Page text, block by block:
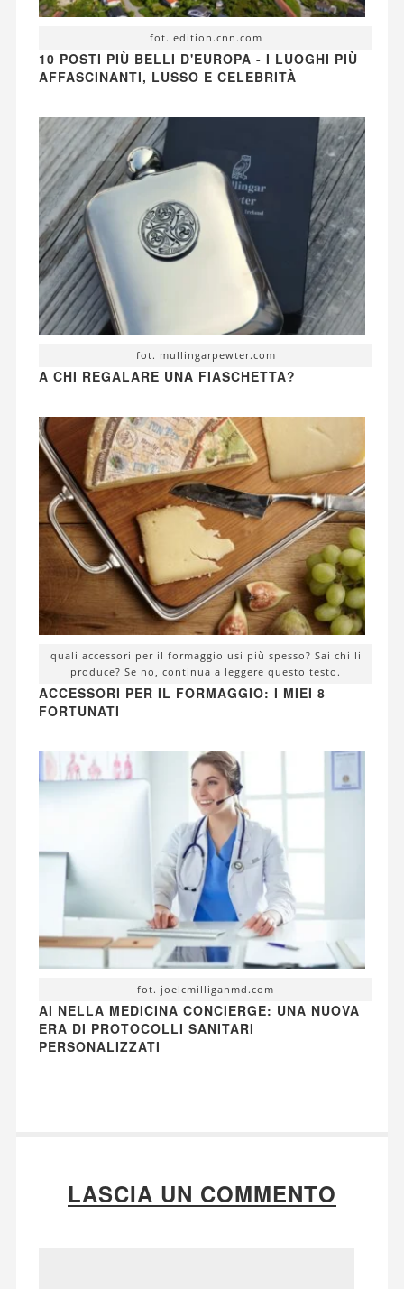
fot. edition.cnn.com
10 POSTI PIÙ BELLI D'EUROPA - I LUOGHI PIÙ
AFFASCINANTI, LUSSO E CELEBRITÀ
fot. mullingarpewter.com
A CHI REGALARE UNA FIASCHETTA?
quali accessori per il formaggio usi più spesso? Sai chi li
produce? Se no, continua a leggere questo testo.
ACCESSORI PER IL FORMAGGIO: I MIEI 8
FORTUNATI
fot. joelcmilliganmd.com
AI NELLA MEDICINA CONCIERGE: UNA NUOVA
ERA DI PROTOCOLLI SANITARI
PERSONALIZZATI
LASCIA UN COMMENTO